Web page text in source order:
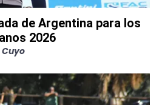
de Argentina para los
2026